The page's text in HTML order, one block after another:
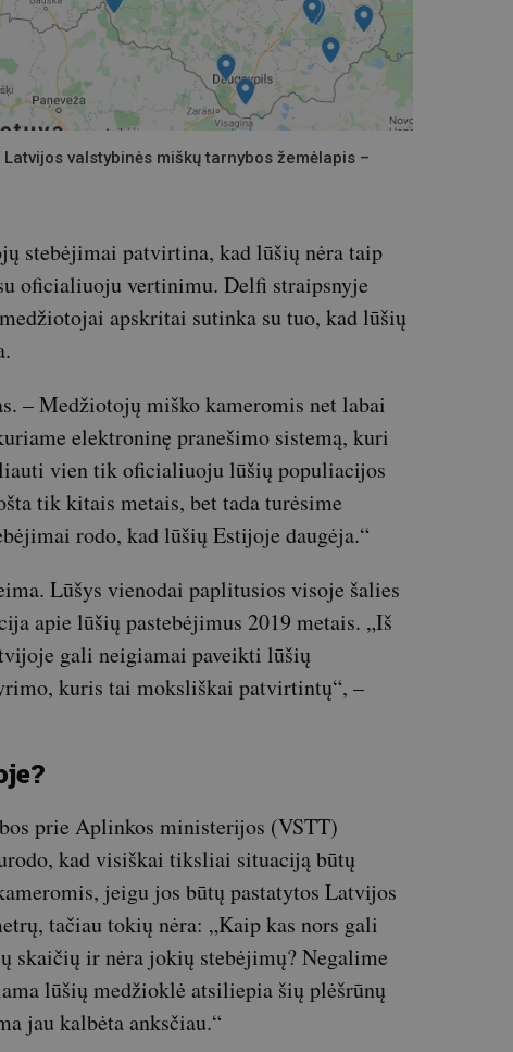
valstybinės miškų tarnybos žemėlapis –
stebėjimai patvirtina, kad lūšių nėra taip
oficialiuoju vertinimu. Delfi straipsnyje
apskritai sutinka su tuo, kad lūšių
– Medžiotojų miško kameromis net labai
elektroninę pranešimo sistemą, kuri
vien tik oficialiuoju lūšių populiacijos
tik kitais metais, bet tada turėsime
rodo, kad lūšių Estijoje daugėja.“
Lūšys vienodai paplitusios visoje šalies
apie lūšių pastebėjimus 2019 metais. „Iš
gali neigiamai paveikti lūšių
kuris tai moksliškai patvirtintų“, –
prie Aplinkos ministerijos (VSTT)
kad visiškai tiksliai situaciją būtų
jeigu jos būtų pastatytos Latvijos
tačiau tokių nėra: „Kaip kas nors gali
ir nėra jokių stebėjimų? Negalime
lūšių medžioklė atsiliepia šių plėšrūnų
jau kalbėta anksčiau.“